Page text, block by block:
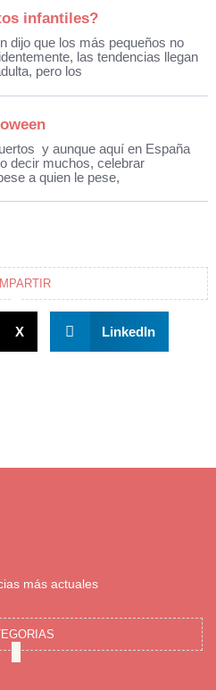
infantiles?
dijo que los más pequeños no
las tendencias llegan
pero los
y aunque aquí en España
decir muchos, celebrar
a quien le pese,
X LinkedIn
más actuales